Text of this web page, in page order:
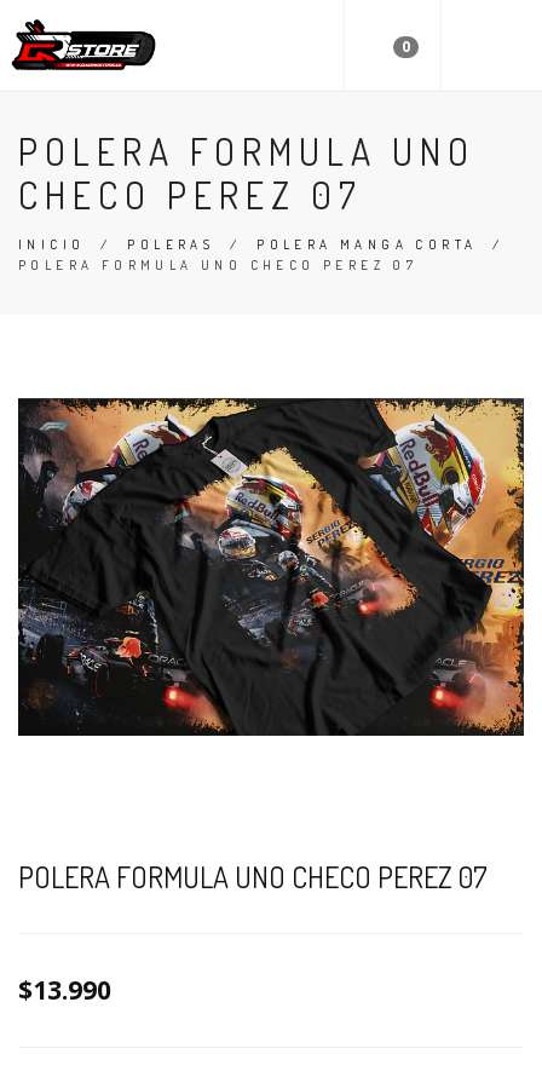
0
POLERA FORMULA UNO
CHECO PEREZ 07
INICIO / POLERAS / POLERA MANGA CORTA
/
POLERA FORMULA UNO CHECO PEREZ 07
POLERA FORMULA UNO CHECO PEREZ 07
$13.990